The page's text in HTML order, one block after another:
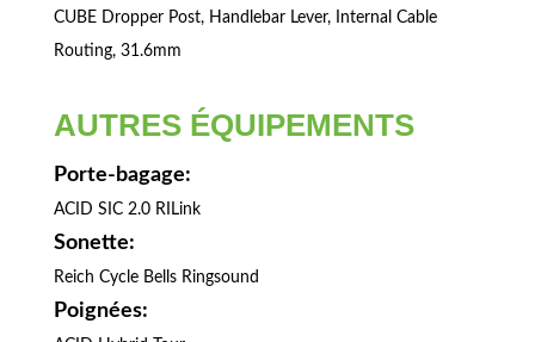
CUBE Dropper Post, Handlebar Lever, Internal Cable
Routing, 31.6mm
AUTRES ÉQUIPEMENTS
Porte-bagage:
ACID SIC 2.0 RILink
Sonette:
Reich Cycle Bells Ringsound
Poignées: